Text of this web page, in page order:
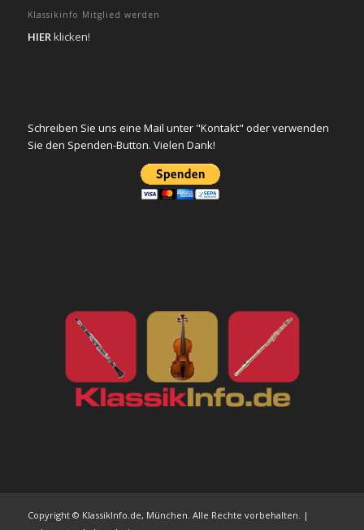
Klassikinfo Mitglied werden
HIERklicken!
Schreiben Sie uns eine Mail unter "Kontakt" oder verwenden
Sie den Spenden-Button. Vielen Dank!
Copyright © KlassikInfo.de, München. Alle Rechte vorbehalten. |